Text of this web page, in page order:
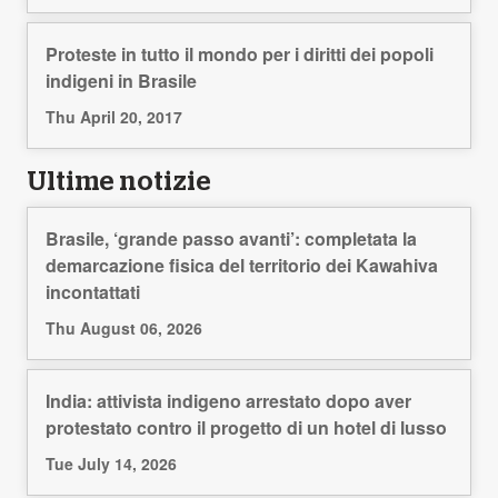
Proteste in tutto il mondo per i diritti dei popoli
indigeni in Brasile
Thu April 20, 2017
Ultime notizie
Brasile, ‘grande passo avanti’: completata la
demarcazione fisica del territorio dei Kawahiva
incontattati
Thu August 06, 2026
India: attivista indigeno arrestato dopo aver
protestato contro il progetto di un hotel di lusso
Tue July 14, 2026